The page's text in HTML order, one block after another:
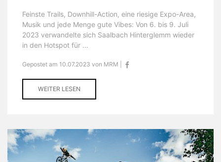
Feinste Trails, Downhill-Action, eine riesige Expo-Area,
Musik und jede Menge gute Vibes: Von 6. bis 9. Juli
2023 verwandelte sich Saalbach Hinterglemm wieder
in den Hotspot für ...
Gepostet am 10.07.2023 von MRM |
WEITER LESEN